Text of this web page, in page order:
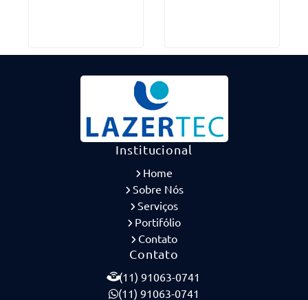
Institucional
Home
Sobre Nós
Serviços
Portifólio
Contato
Contato
(11) 91063-0741
(11) 91063-0741